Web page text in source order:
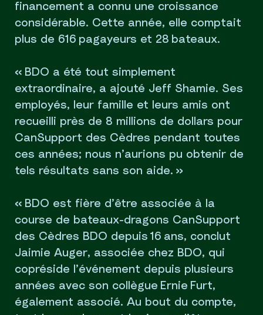
financement a connu une croissance
considérable. Cette année, elle comptait
plus de 616 pagayeurs et 28 bateaux.
« BDO a été tout simplement
extraordinaire, a ajouté Jeff Shamie. Ses
employés, leur famille et leurs amis ont
recueilli près de 8 millions de dollars pour
CanSupport des Cèdres pendant toutes
ces années; nous n’aurions pu obtenir de
tels résultats sans son aide. »
« BDO est fière d’être associée à la
course de bateaux-dragons CanSupport
des Cèdres BDO depuis 16 ans, conclut
Jaimie Auger, associée chez BDO, qui
copréside l’événement depuis plusieurs
années avec son collègue Ernie Furt,
également associé. Au bout du compte,